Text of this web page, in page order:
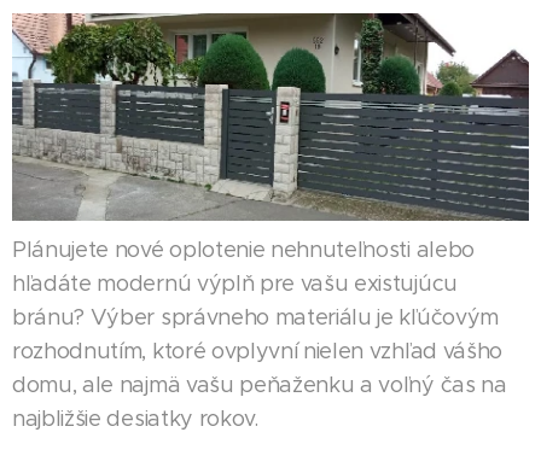
Plánujete nové oplotenie nehnuteľnosti alebo
hľadáte modernú výplň pre vašu existujúcu
bránu? Výber správneho materiálu je kľúčovým
rozhodnutím, ktoré ovplyvní nielen vzhľad vášho
domu, ale najmä vašu peňaženku a voľný čas na
najbližšie desiatky rokov.